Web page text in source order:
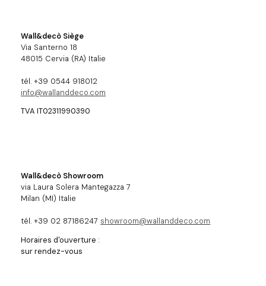
Wall&decò Siège
Via Santerno 18
48015 Cervia (RA) Italie
tél. +39 0544 918012
info@wallanddeco.com
TVA IT02311990390
Wall&decò Showroom
via Laura Solera Mantegazza 7
Milan (MI) Italie
tél. +39 02 87186247 showroom@wallanddeco.com
Horaires d'ouverture :
sur rendez-vous